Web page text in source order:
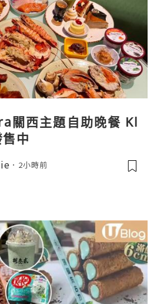
關西主題自助晚餐 Kl
中
2小時前